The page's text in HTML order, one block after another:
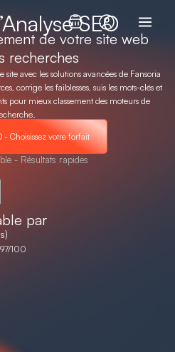
SEO
de votre site web
recherches
avec les solutions avancées de Fansoria
corrige les faiblesses, suis les mots-clés et
pour mieux classement des moteurs de
.
- Choisissez votre forfait
- Résultats rapides
par
100